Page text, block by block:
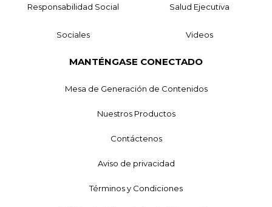
Responsabilidad Social Salud Ejecutiva
Sociales Videos
MANTÉNGASE CONECTADO
Mesa de Generación de Contenidos
Nuestros Productos
Contáctenos
Aviso de privacidad
Términos y Condiciones